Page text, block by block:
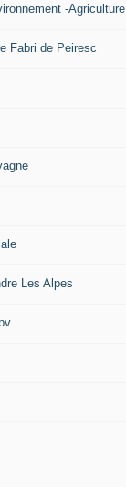
-Agriculture
Fabri de Peiresc
Les Alpes